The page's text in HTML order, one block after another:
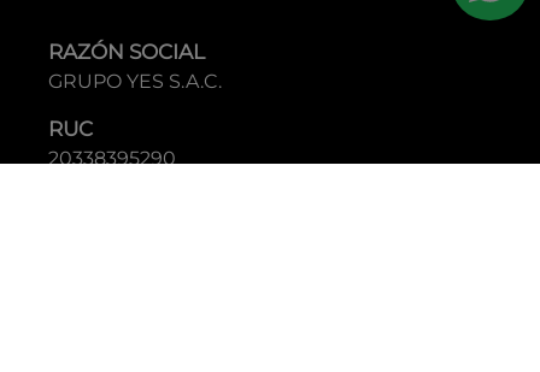
RAZÓN SOCIAL
GRUPO YES S.A.C.
RUC
20338395290